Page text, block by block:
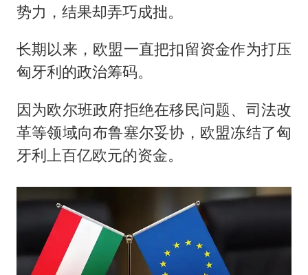
势力，结果却弄巧成拙。
长期以来，欧盟一直把扣留资金作为打压
匈牙利的政治筹码。
因为欧尔班政府拒绝在移民问题、司法改
革等领域向布鲁塞尔妥协，欧盟冻结了匈
牙利上百亿欧元的资金。